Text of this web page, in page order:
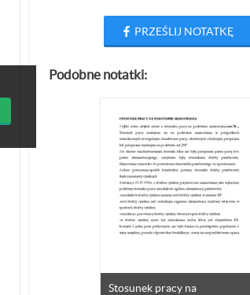
PRZEŚLIJ NOTATKĘ
Podobne notatki:
Stosunek pracy na